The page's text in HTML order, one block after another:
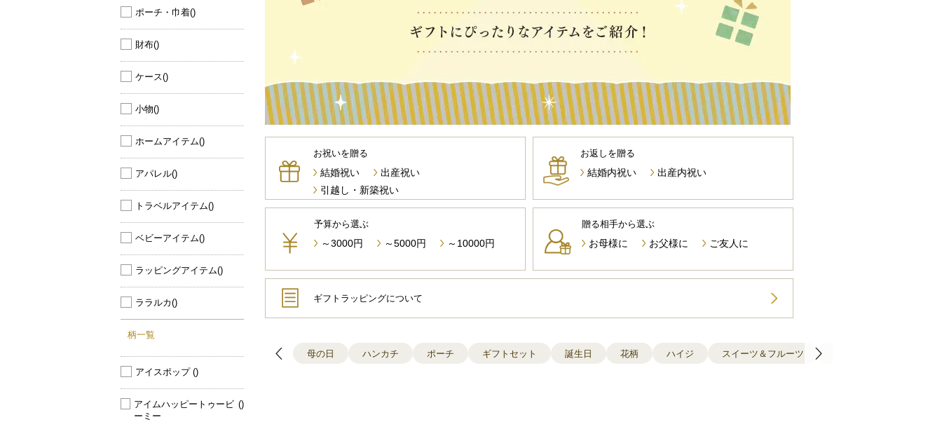
お祝いを贈る
結婚祝い
出産祝い
引越し・新築祝い
お返しを贈る
結婚内祝い 出産内祝い
予算から選ぶ
～3000円 ～5000円 ～10000円
贈る相手から選ぶ
お母様に お父様に ご友人に
ギフトラッピングについて
母の日 ハンカチ ポーチ ギフトセット 誕生日 花柄 ハイジ スイーツ＆フルーツ
ポーチ・巾着()
財布()
ケース()
小物()
ホームアイテム()
アパレル()
トラベルアイテム()
ベビーアイテム()
ラッピングアイテム()
ララルカ()
柄一覧
アイスポップ ()
アイムハッピートゥービ
ーミー
()